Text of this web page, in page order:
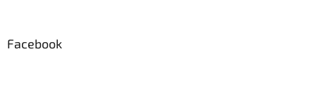
Facebook